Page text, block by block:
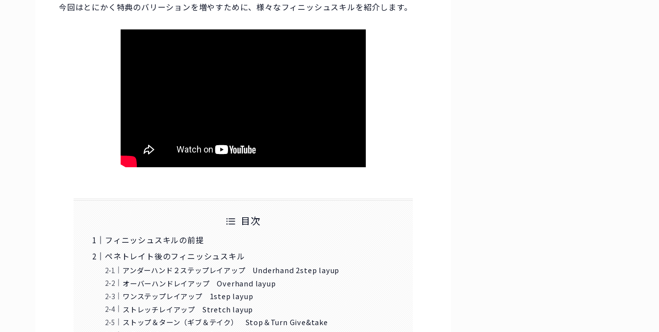
今回はとにかく特典のバリーションを増やすために、様々なフィニッシュスキルを紹介します。
目次
フィニッシュスキルの前提
ペネトレイト後のフィニッシュスキル
アンダーハンド２ステップレイアップ Underhand 2step layup
オーバーハンドレイアップ Overhand layup
ワンステップレイアップ 1step layup
ストレッチレイアップ Stretch layup
ストップ＆ターン（ギブ＆テイク） Stop＆Turn Give&take